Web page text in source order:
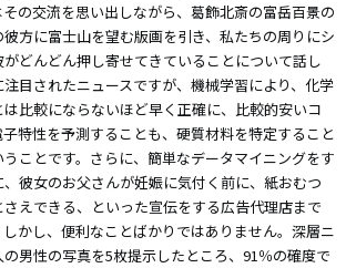
の交流を思い出しながら、葛飾北斎の富岳百景の
方に富士山を望む版画を引き、私たちの周りにシ
どんどん押し寄せてきていることについて話し
目されたニュースですが、機械学習により、化学
比較にならないほど早く正確に、比較的安いコ
特性を予測することも、硬質材料を特定すること
ことです。さらに、簡単なデータマイニングをす
彼女のお父さんが妊娠に気付く前に、紙おむつ
えできる、といった宣伝をする広告代理店まで
かし、便利なことばかりではありません。深層ニ
男性の写真を5枚提示したところ、91％の確度で